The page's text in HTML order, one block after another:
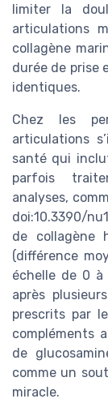
limiter la
articulations
collagène
durée de prise
identiques.
Chez les
articulations
santé qui
parfois
analyses,
doi:10.3390/
de collagène
(différence
échelle de 0
après
prescrits par
compléments
de
comme un
miracle.